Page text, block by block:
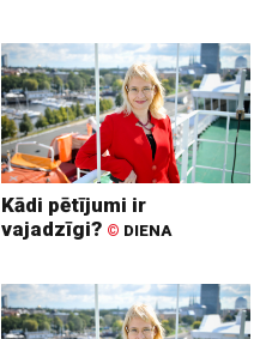
Kādi pētījumi ir
vajadzīgi? © DIENA